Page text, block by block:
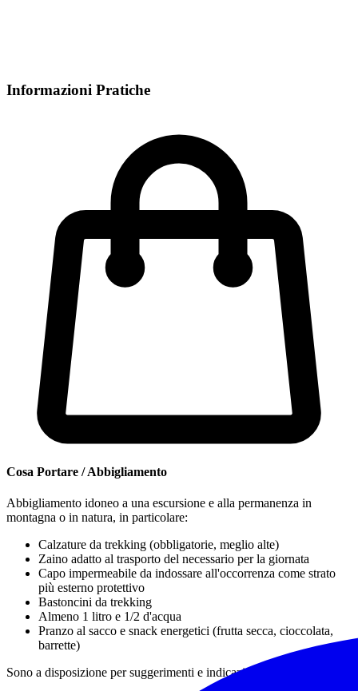
Informazioni Pratiche
Cosa Portare / Abbigliamento
Abbigliamento idoneo a una escursione e alla permanenza in
montagna o in natura, in particolare:
Calzature da trekking (obbligatorie, meglio alte)
Zaino adatto al trasporto del necessario per la giornata
Capo impermeabile da indossare all'occorrenza come strato
più esterno protettivo
Bastoncini da trekking
Almeno 1 litro e 1/2 d'acqua
Pranzo al sacco e snack energetici (frutta secca, cioccolata,
barrette)
Sono a disposizione per suggerimenti e indicazioni utili.